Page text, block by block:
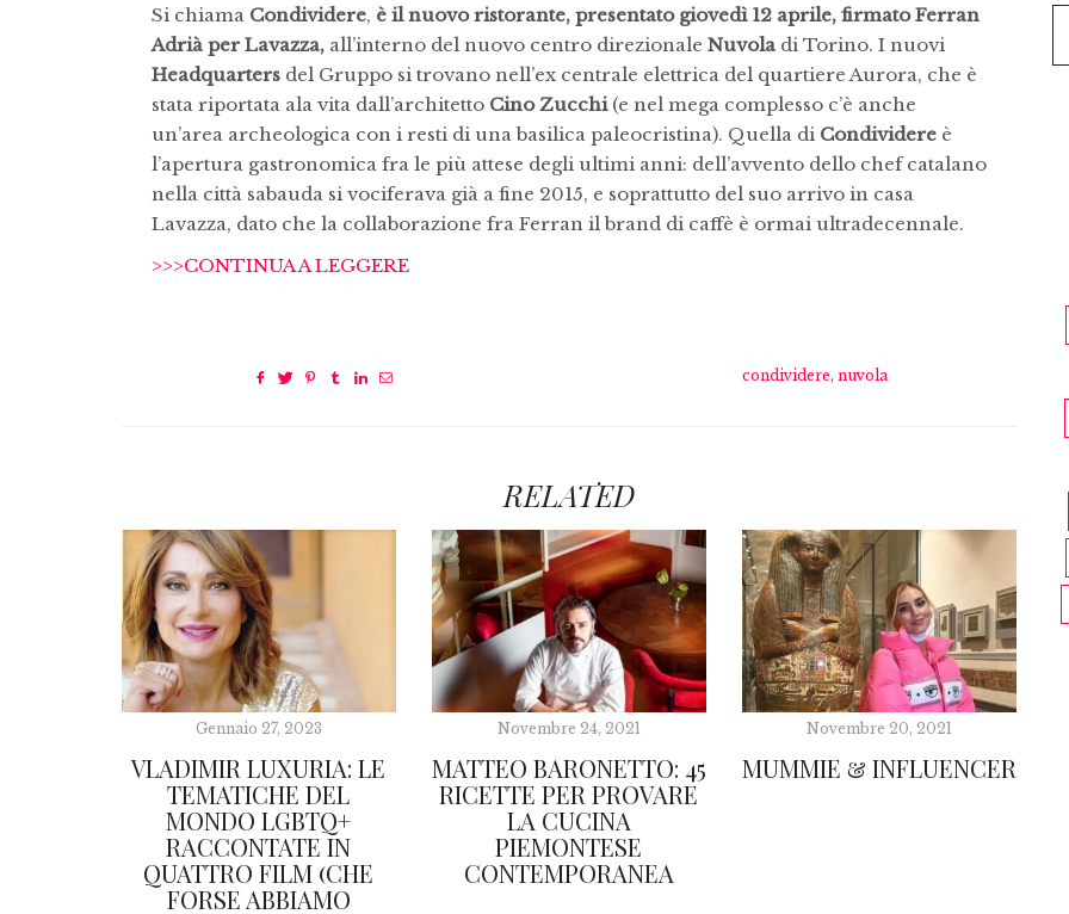
Si chiama Condividere, è il nuovo ristorante, presentato giovedì 12 aprile, firmato Ferran
Adrià per Lavazza, all’interno del nuovo centro direzionale Nuvola di Torino. I nuovi
Headquarters del Gruppo si trovano nell’ex centrale elettrica del quartiere Aurora, che è
stata riportata ala vita dall’architetto Cino Zucchi(e nel mega complesso c’è anche
un’area archeologica con i resti di una basilica paleocristina). Quella di Condividere è
l’apertura gastronomica fra le più attese degli ultimi anni: dell’avvento dello chef catalano
nella città sabauda si vociferava già a fine 2015, e soprattutto del suo arrivo in casa
Lavazza, dato che la collaborazione fra Ferran il brand di caffè è ormai ultradecennale.
>>>CONTINUA A LEGGERE
condividere, nuvola
RELATED
Gennaio 27, 2023
VLADIMIR LUXURIA: LE
TEMATICHE DEL
MONDO LGBTQ+
RACCONTATE IN
QUATTRO FILM (CHE
FORSE ABBIAMO
Novembre 24, 2021
MATTEO BARONETTO: 45
RICETTE PER PROVARE
LA CUCINA
PIEMONTESE
CONTEMPORANEA
Novembre 20, 2021
MUMMIE & INFLUENCER